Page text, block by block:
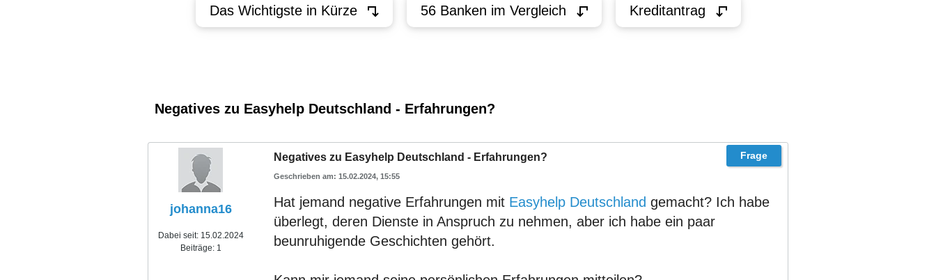
Das Wichtigste in Kürze 56 Banken im Vergleich Kreditantrag
Negatives zu Easyhelp Deutschland - Erfahrungen?
johanna16
Dabei seit: 15.02.2024
Beiträge: 1
Negatives zu Easyhelp Deutschland - Erfahrungen?
15.02.2024, 15:55
Hat jemand negative Erfahrungen mit Easyhelp Deutschland gemacht? Ich habe
überlegt, deren Dienste in Anspruch zu nehmen, aber ich habe ein paar
beunruhigende Geschichten gehört.